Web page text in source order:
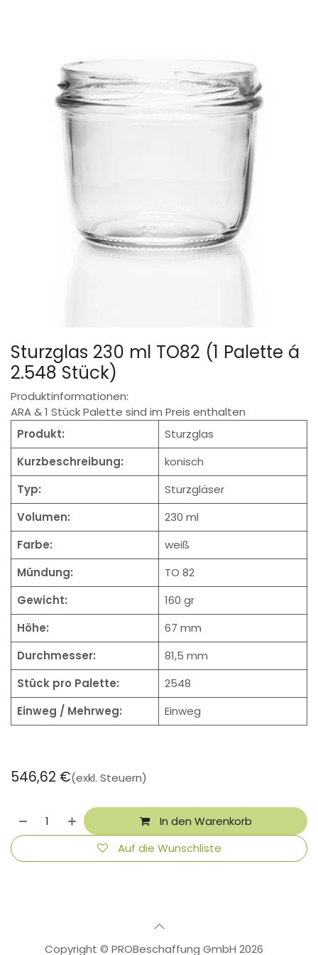
Sturzglas 230 ml TO82 (1 Palette á
2.548 Stück)
Produktinformationen:
ARA & 1 Stück Palette sind im Preis enthalten
Produkt:
Sturzglas
Kurzbeschreibung:
konisch
Typ:
Sturzgläser
Volumen:
230 ml
Farbe:
weiß
Mündung:
TO 82
Gewicht:
160 gr
Höhe:
67 mm
Durchmesser:
81,5 mm
Stück pro Palette:
2548
Einweg / Mehrweg:
Einweg
546,62 €(exkl. Steuern)
In den Warenkorb
Auf die Wunschliste
Copyright © PROBeschaffung GmbH 2026